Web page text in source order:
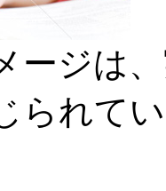
ージは
られて